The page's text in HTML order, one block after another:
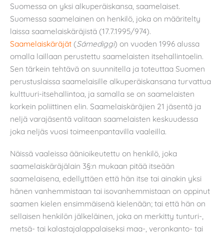
Suomessa on yksi alkuperäiskansa, saamelaiset.
Suomessa saamelainen on henkilö, joka on määritelty
laissa saamelaiskäräjistä (17.7.1995/974).
Saamelaiskäräjät (Sámediggi) on vuoden 1996 alussa
omalla laillaan perustettu saamelaisten itsehallintoelin.
Sen tärkein tehtävä on suunnitella ja toteuttaa Suomen
perustuslaissa saamelaisille alkuperäiskansana turvattua
kulttuuri-itsehallintoa, ja samalla se on saamelaisten
korkein poliittinen elin. Saamelaiskäräjien 21 jäsentä ja
neljä varajäsentä valitaan saamelaisten keskuudessa
joka neljäs vuosi toimeenpantavilla vaaleilla.
Näissä vaaleissa äänioikeutettu on henkilö, joka
saamelaiskäräjälain 3§:n mukaan pitää itseään
saamelaisena, edellyttäen että hän itse tai ainakin yksi
hänen vanhemmistaan tai isovanhemmistaan on oppinut
saamen kielen ensimmäisenä kielenään; tai että hän on
sellaisen henkilön jälkeläinen, joka on merkitty tunturi-,
metsä- tai kalastajalappalaiseksi maa-, veronkanto- tai